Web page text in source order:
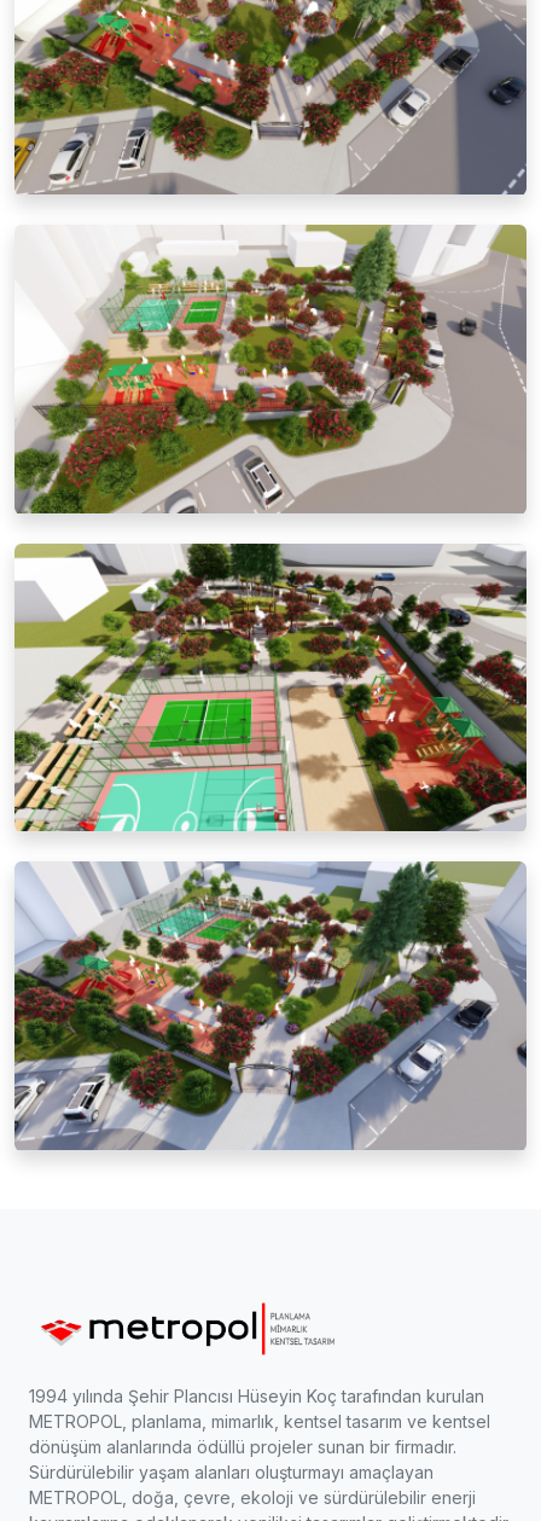
1994 yılında Şehir Plancısı Hüseyin Koç tarafından kurulan
METROPOL, planlama, mimarlık, kentsel tasarım ve kentsel
dönüşüm alanlarında ödüllü projeler sunan bir firmadır.
Sürdürülebilir yaşam alanları oluşturmayı amaçlayan
METROPOL, doğa, çevre, ekoloji ve sürdürülebilir enerji